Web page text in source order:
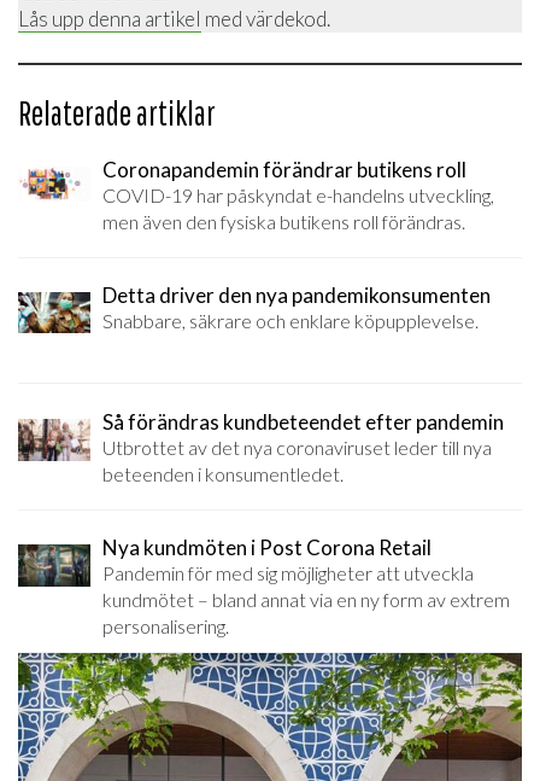
Lås upp denna artikel med värdekod.
Relaterade artiklar
Coronapandemin förändrar butikens roll
COVID-19 har påskyndat e-handelns utveckling,
men även den fysiska butikens roll förändras.
Detta driver den nya pandemikonsumenten
Snabbare, säkrare och enklare köpupplevelse.
Så förändras kundbeteendet efter pandemin
Utbrottet av det nya coronaviruset leder till nya
beteenden i konsumentledet.
Nya kundmöten i Post Corona Retail
Pandemin för med sig möjligheter att utveckla
kundmötet – bland annat via en ny form av extrem
personalisering.